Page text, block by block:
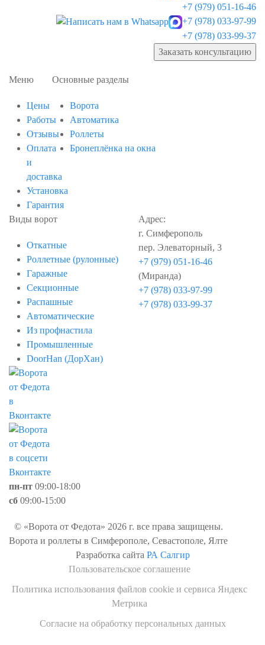
+7 (979) 051-16-46
+7 (978) 033-97-99
+7 (978) 033-99-37
Заказать консультацию
Меню
Цены
Работы
Отзывы
Оплата
и
доставка
Установка
Гарантия
Основные разделы
Ворота
Автоматика
Роллеты
Бронеплёнка на окна
Виды ворот
Откатные
Роллетные (рулонные)
Гаражные
Секционные
Распашные
Автоматические
Из профнастила
Промышленные
DoorHan (ДорХан)
Адрес:
г. Симферополь
пер. Элеваторный, 3
+7 (979) 051-16-46
(Миранда)
+7 (978) 033-97-99
+7 (978) 033-99-37
пн-пт 09:00-18:00
сб 09:00-15:00
© «Ворота от Федота» 2026 г. все права защищены.
Ворота и роллеты в Симферополе, Севастополе, Ялте
Разработка сайта РА Салгир
Пользовательское соглашение
Политика использования файлов cookie и сервиса Яндекс
Метрика
Согласие на обработку персональных данных